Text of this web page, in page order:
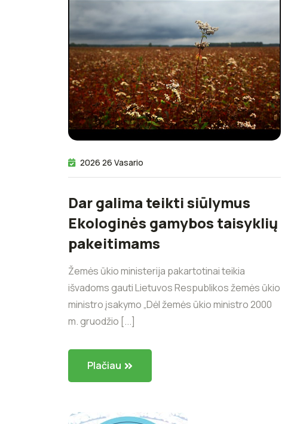
2026 26 Vasario
Dar galima teikti siūlymus
Ekologinės gamybos taisyklių
pakeitimams
Žemės ūkio ministerija pakartotinai teikia
išvadoms gauti Lietuvos Respublikos žemės ūkio
ministro įsakymo „Dėl žemės ūkio ministro 2000
m. gruodžio [...]
Plačiau